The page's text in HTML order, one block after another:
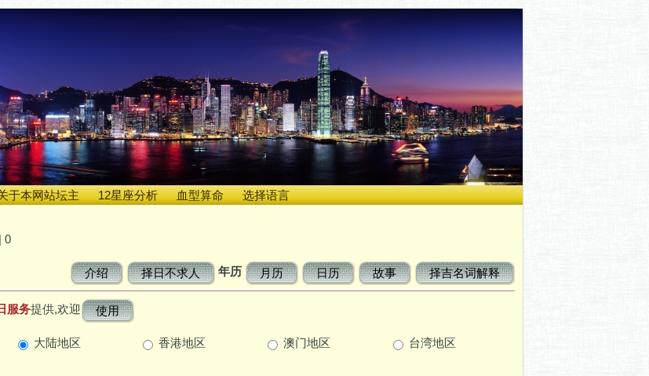
于本网站坛主 12星座分析 血型算命
选择语言
0
介绍 择日不求人 年历 月历 日历 故事 择吉名词解释
服务提供,欢迎 使用
大陆地区 香港地区 澳门地区 台湾地区